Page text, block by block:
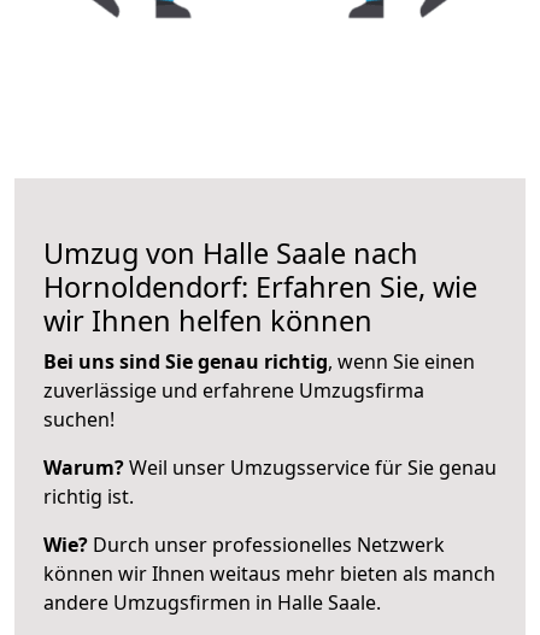
Umzug von Halle Saale nach
Hornoldendorf: Erfahren Sie, wie
wir Ihnen helfen können
Bei uns sind Sie genau richtig, wenn Sie einen
zuverlässige und erfahrene Umzugsfirma
suchen!
Warum?Weil unser Umzugsservice für Sie genau
richtig ist.
Wie? Durch unser professionelles Netzwerk
können wir Ihnen weitaus mehr bieten als manch
andere Umzugsfirmen in Halle Saale.